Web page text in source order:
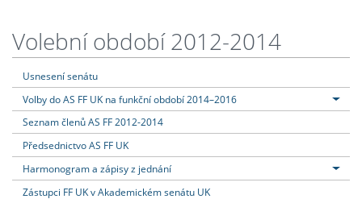
Volební období 2012-2014
Usnesení senátu
Volby do AS FF UK na funkční období 2014–2016
Seznam členů AS FF 2012-2014
Předsednictvo AS FF UK
Harmonogram a zápisy z jednání
Zástupci FF UK v Akademickém senátu UK